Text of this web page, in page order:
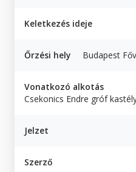
Keletkezés ideje
Őrzési hely Budapest
Vonatkozó alkotás
Csekonics Endre gróf
Jelzet
Szerző